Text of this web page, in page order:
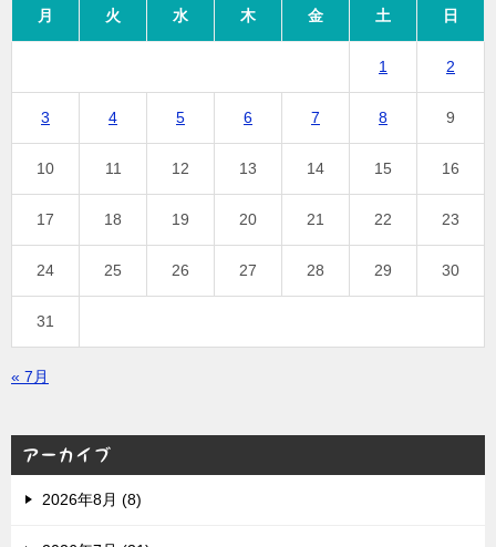
月 火 水 木 金 土 日
1 2
3 4 5 6 7 8 9
10 11 12 13 14 15 16
17 18 19 20 21 22 23
24 25 26 27 28 29 30
31
« 7月
アーカイブ
2026年8月 (8)